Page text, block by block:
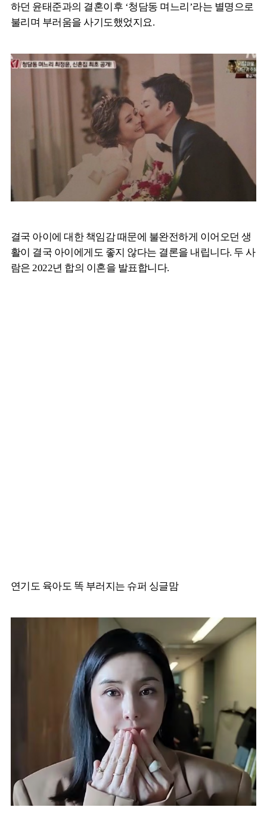
하던 윤태준과의 결혼이후 ‘청담동 며느리’라는 별명으로
불리며 부러움을 사기도했었지요.
결국 아이에 대한 책임감 때문에 불완전하게 이어오던 생
활이 결국 아이에게도 좋지 않다는 결론을 내립니다. 두 사
람은 2022년 합의 이혼을 발표합니다.
연기도 육아도 똑 부러지는 슈퍼 싱글맘